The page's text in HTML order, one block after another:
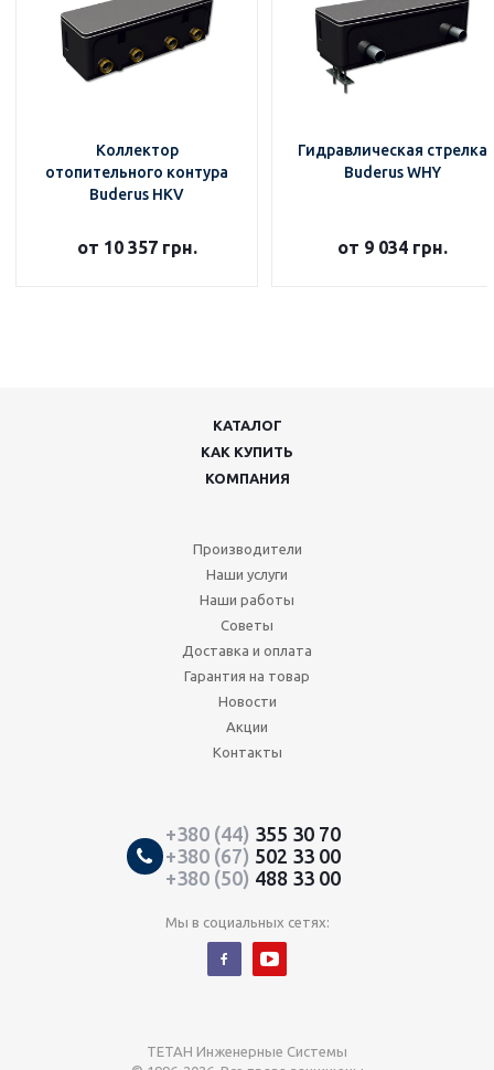
Коллектор
отопительного контура
Buderus HKV
от 10 357 грн.
Гидравлическая стрелка
Buderus WHY
от 9 034 грн.
КАТАЛОГ
КАК КУПИТЬ
КОМПАНИЯ
Производители
Наши услуги
Наши работы
Советы
Доставка и оплата
Гарантия на товар
Новости
Акции
Контакты
+380 (44) 355 30 70
+380 (67) 502 33 00
+380 (50) 488 33 00
Мы в социальных сетях:
ТЕТАН Инженерные Системы